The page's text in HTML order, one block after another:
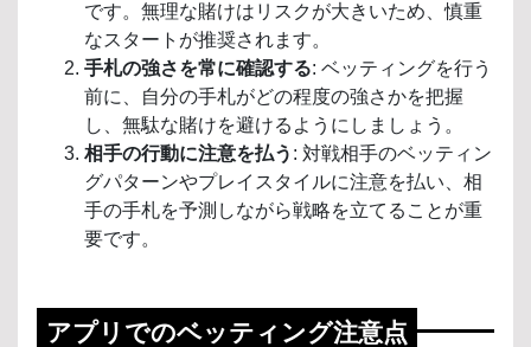
です。無理な賭けはリスクが大きいため、慎重
なスタートが推奨されます。
手札の強さを常に確認する: ベッティングを行う
前に、自分の手札がどの程度の強さかを把握
し、無駄な賭けを避けるようにしましょう。
相手の行動に注意を払う : 対戦相手のベッティン
グパターンやプレイスタイルに注意を払い、相
手の手札を予測しながら戦略を立てることが重
要です。
アプリでのベッティング注意点